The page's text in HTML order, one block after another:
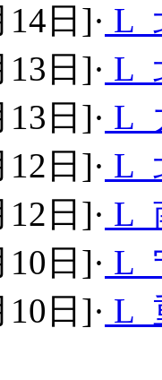
日]· L
日]· L
日]· L
日]· L
日]· L
日]· L
日]· L